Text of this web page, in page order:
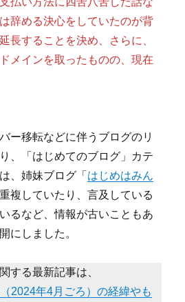
辞める決心をしていたのが背
長することを決め、さらに、
メインを取ったものの、現在
ー移転などに伴うブログのリ
、「はじめてのブログ」カテ
、姉妹ブログ「 はじめはみん
複していたり、言及している
るなど、情報が古いこともあ
にしました。
する最新記事は、
2024年4月ごろ）の経緯やも